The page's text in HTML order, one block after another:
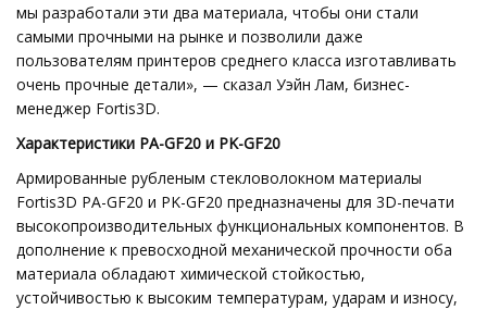
мы разработали эти два материала, чтобы они стали
самыми прочными на рынке и позволили даже
пользователям принтеров среднего класса изготавливать
очень прочные детали», — сказал Уэйн Лам, бизнес-
менеджер Fortis3D.
Характеристики PA-GF20 и PK-GF20
Армированные рубленым стекловолокном материалы
Fortis3D PA-GF20 и PK-GF20 предназначены для 3D-печати
высокопроизводительных функциональных компонентов. В
дополнение к превосходной механической прочности оба
материала обладают химической стойкостью,
устойчивостью к высоким температурам, ударам и износу,